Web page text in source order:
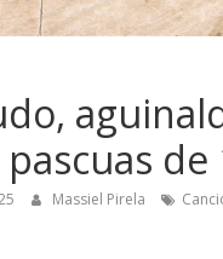
de
Massiel Pirela